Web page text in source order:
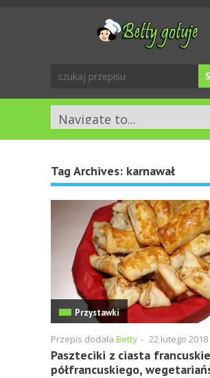
Tag Archives: karnawał
Przystawki
Przepis dodała Betty - 22 lutego 2018
Paszteciki z ciasta
półfrancuskiego,